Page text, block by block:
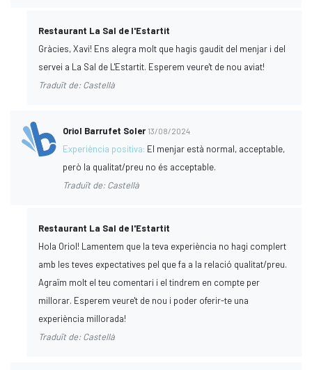
Restaurant La Sal de l'Estartit
Gràcies, Xavi! Ens alegra molt que hagis gaudit del menjar i del
servei a La Sal de L'Estartit. Esperem veure't de nou aviat!
Traduït de: Castellà
Oriol Barrufet Soler 13/08/2024
Experiència positiva: El menjar està normal, acceptable,
però la qualitat/preu no és acceptable.
Traduït de: Castellà
Restaurant La Sal de l'Estartit
Hola Oriol! Lamentem que la teva experiència no hagi complert
amb les teves expectatives pel que fa a la relació qualitat/preu.
Agraïm molt el teu comentari i el tindrem en compte per
millorar. Esperem veure't de nou i poder oferir-te una
experiència millorada!
Traduït de: Castellà